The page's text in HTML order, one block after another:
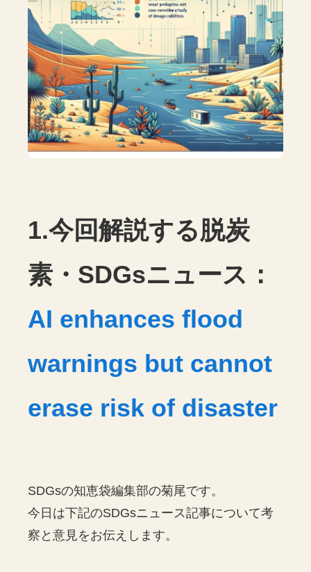
1.今回解説する脱炭
素・SDGsニュース：
AI enhances flood
warnings but cannot
erase risk of disaster
SDGsの知恵袋編集部の菊尾です。
今日は下記のSDGsニュース記事について考
察と意見をお伝えします。